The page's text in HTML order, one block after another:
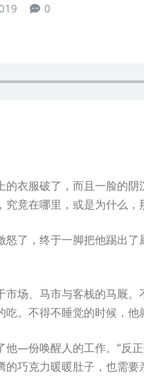
0
的衣服破了，而且一脸的
竟在哪里，或是为什么，
了，终于一脚把他踢出
市场、马市与客栈的马厩
。不得不睡觉的时候，他
—份唤醒人的工作。“反
巧克力暖暖肚子，也需要